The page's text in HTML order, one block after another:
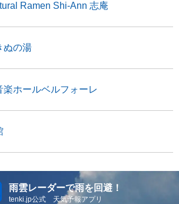
Ramen Shi-Ann 志庵
ぬの湯
楽ホールベルフォーレ
雨雲レーダーで雨を回避！
tenki.jp公式 天気予報アプリ